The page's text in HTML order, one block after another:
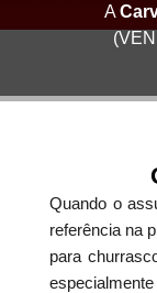
A
Quando o
referência na
para